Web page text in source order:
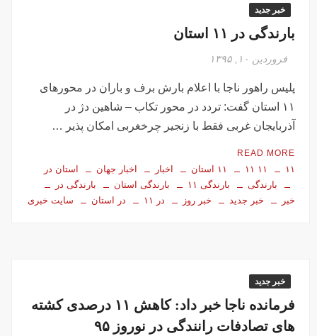
خبر جدید
بارندگی در ۱۱ استان
فروردین ۱۰, ۱۳۹۵
پلیس راهور ناجا با اعلام بارش برف و باران در محورهای
۱۱ استان گفت: تردد در محور تکاب – شاهین دژ در
آذربایجان غربی فقط با زنجیر چرخغربی امکان پذیر …
READ MORE
۱۱ ۱۱ ۱۱ ۱۱ استان اخبار اخبار جهان
استان در
بارندگی
بارندگی ۱۱ بارندگی استان
بارندگی در
خبر
خبر جدید خبر روز در ۱۱ در استان سایت خبری
خبر جدید
فرمانده ناجا خبر داد: کاهش ۱۱ درصدی کشته
های تصادفات رانندگی در نوروز ۹۵